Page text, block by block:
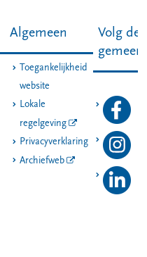
Algemeen
Toegankelijkheid
website
Lokale
regelgeving
Privacyverklaring
Archiefweb
Volg de